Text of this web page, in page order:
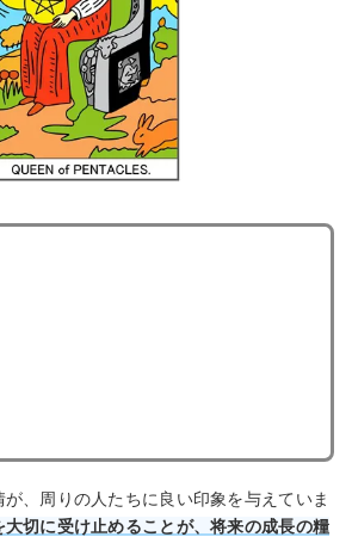
、周りの人たちに良い印象を与えていま
大切に受け止めることが、将来の成長の糧